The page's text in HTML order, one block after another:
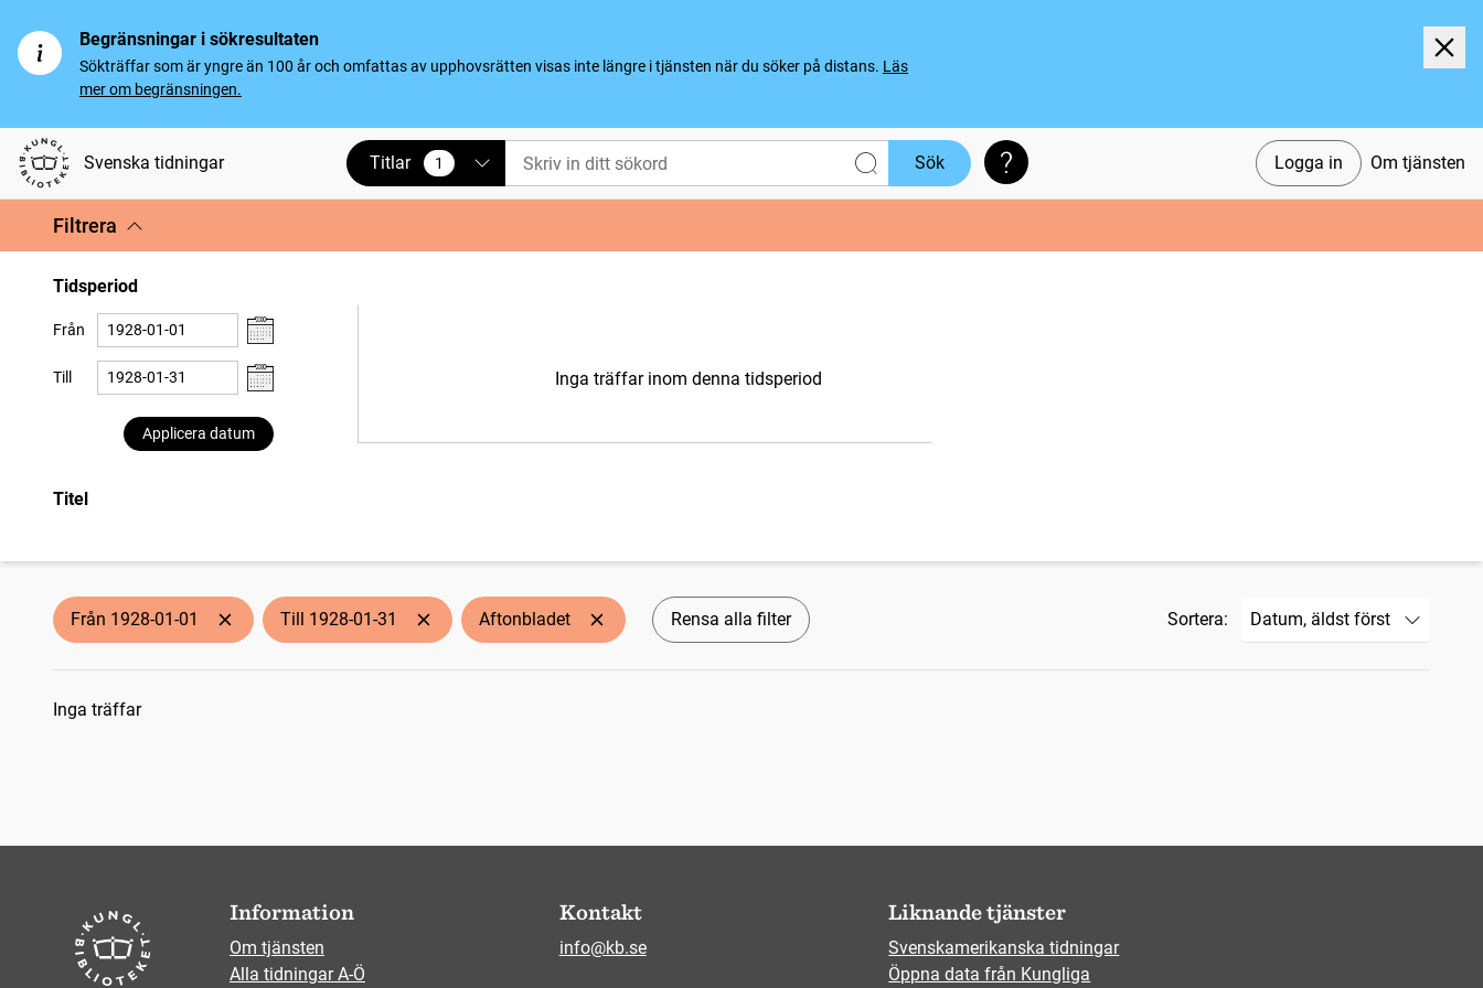
Begränsningar i sökresultaten
Sökträffar som är yngre än 100 år och omfattas av upphovsrätten visas inte längre i tjänsten när du söker på distans. Läs
mer om begränsningen.
Svenska tidningar Logga in Om tjänsten
Titlar 1
vald Sök Söktips
Filtrera
Tidsperiod
Från
Till
Applicera datum
Inga träffar inom denna tidsperiod
Titel
Från 1928-01-01 Till 1928-01-31 Aftonbladet Rensa alla filter Sortera:
Sökresultat
Inga träffar
Information
Om tjänsten
Alla tidningar A-Ö
Kontakt
info@kb.se
Liknande tjänster
Svenskamerikanska tidningar
Öppna data från Kungliga